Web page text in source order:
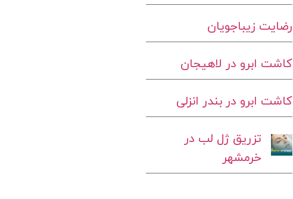
رضایت زیباجویان
کاشت ابرو در لاهیجان
کاشت ابرو در بندر انزلی
تزریق ژل لب در
خرمشهر